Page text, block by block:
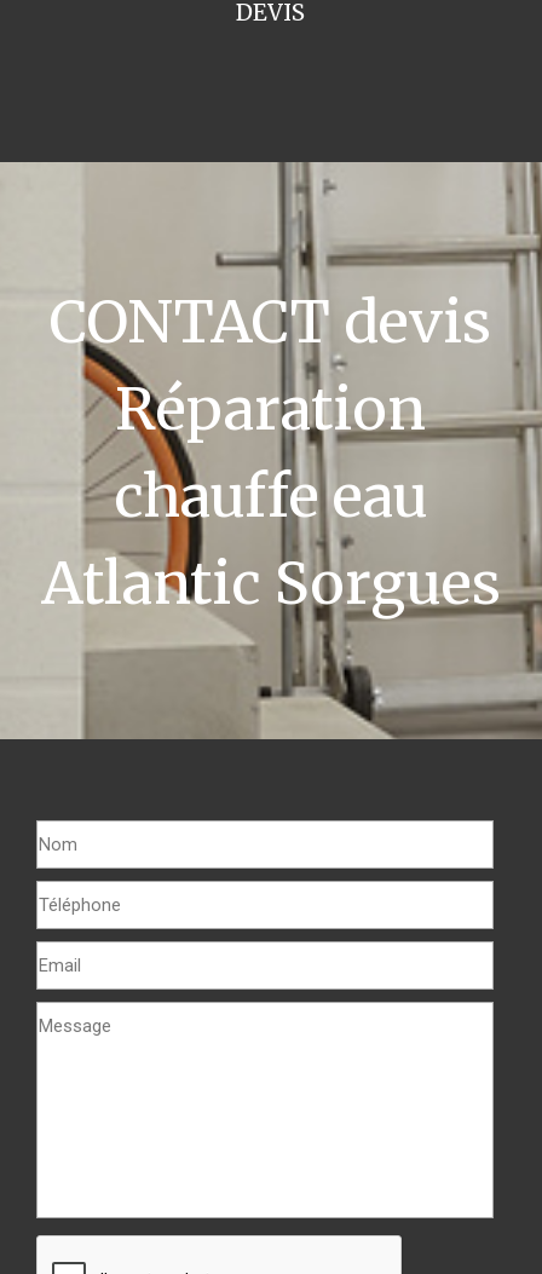
DEVIS
CONTACT devis
Réparation
chauffe eau
Atlantic Sorgues